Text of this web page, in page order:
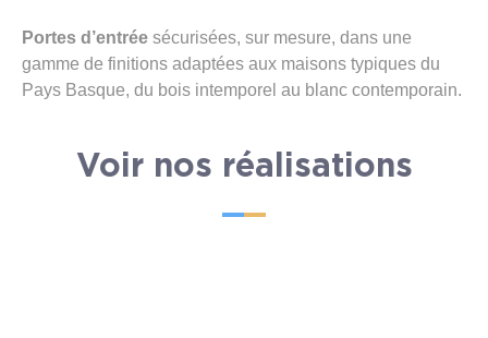
Portes d’entrée sécurisées, sur mesure, dans une
gamme de finitions adaptées aux maisons typiques du
Pays Basque, du bois intemporel au blanc contemporain.
Voir nos réalisations